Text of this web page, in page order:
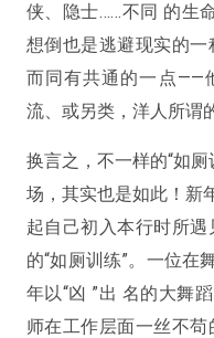
侠、隐士……不同 的生
想倒也是逃避现实的
而同有共通的一点——
流、或另类，洋人所谓
换言之，不一样的“如
场，其实也是如此！新
起自己初入本行时所
的“如厕训练”。一位在
年以“凶 ”出 名的大舞
师在工作层面一丝不